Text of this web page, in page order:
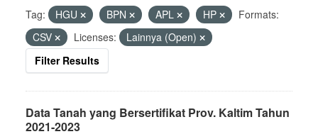
Tag: HGU BPN APL HP
Formats:
CSV
Licenses:
Lainnya (Open)
Filter Results
Data Tanah yang Bersertifikat Prov. Kaltim Tahun
2021-2023